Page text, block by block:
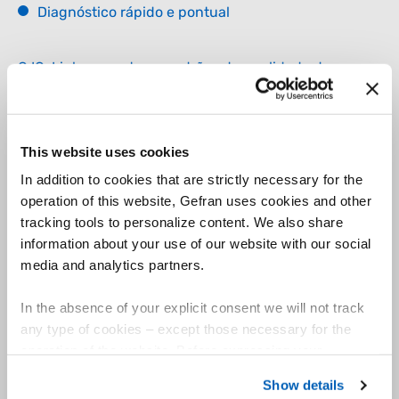
This website uses cookies
In addition to cookies that are strictly necessary for the
operation of this website, Gefran uses cookies and other
tracking tools to personalize content. We also share
information about your use of our website with our social
media and analytics partners.
In the absence of your explicit consent we will not track
any type of cookies – except those necessary for the
Gefran - Cookie
Show details
Diagnóstico rápido e pontual
O IO-Link aumenta os padrões de qualidade da
produção através de diagnósticos avançados e
imediatos. A capacidade de antecipar e identificar
de uma resistência, permite manter ciclos de
A comunicação rápida com o sistema de controle
facilita a definição das estratégias de manutenção
mais eficazes, melhorando significativamente a
eficiência operacional.